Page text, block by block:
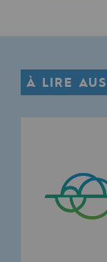
Le Labo
Acteur
Ambition
À LIRE